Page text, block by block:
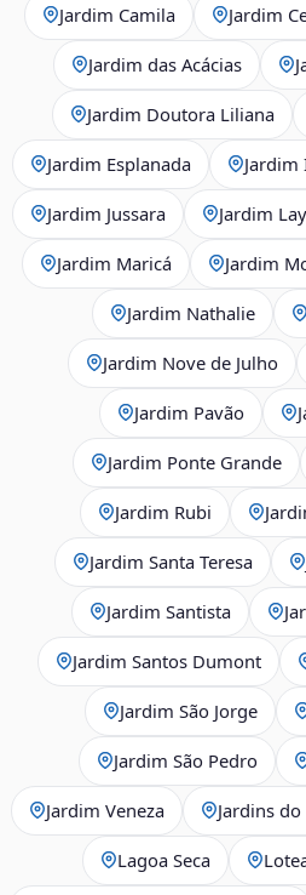
Jardim Camila Jardim
Jardim das Acácias
Jardim Doutora Liliana
Jardim Esplanada Jardim
Jardim Jussara Jardim
Jardim Maricá Jardim
Jardim Nathalie
Jardim Nove de Julho
Jardim Pavão
Jardim Ponte Grande
Jardim Rubi
Jardim Santa Teresa
Jardim Santista
Jardim Santos Dumont
Jardim São Jorge
Jardim São Pedro
Jardim Veneza Jardins
Lagoa Seca